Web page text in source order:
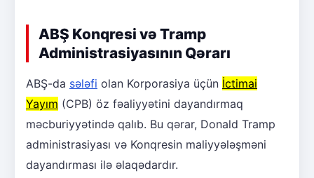
ABŞ Konqresi və Tramp
Administrasiyasının Qərarı
ABŞ-da sələfi olan Korporasiya üçün İctimai
Yayım (CPB) öz fəaliyyətini dayandırmaq
məcburiyyətində qalıb. Bu qərar, Donald Tramp
administrasiyası və Konqresin maliyyələşməni
dayandırması ilə əlaqədardır.